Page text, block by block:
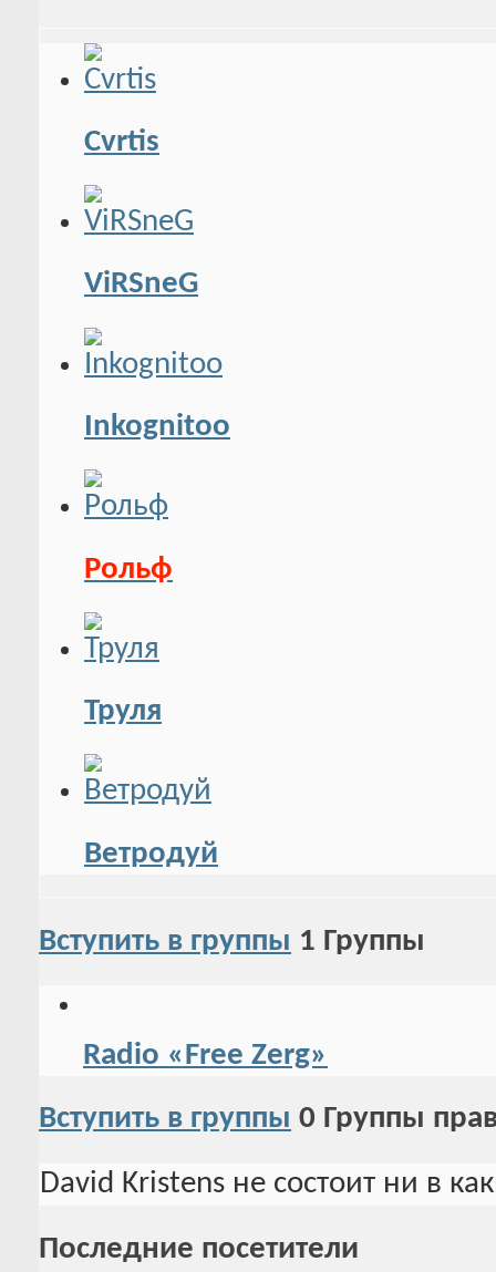
Cvrtis
ViRSneG
Inkognitoo
Рольф
Труля
Ветродуй
Вступить в группы 1 Группы
Radio «Free Zerg»
Вступить в группы 0 Группы
David Kristens не состоит ни в
Последние посетители